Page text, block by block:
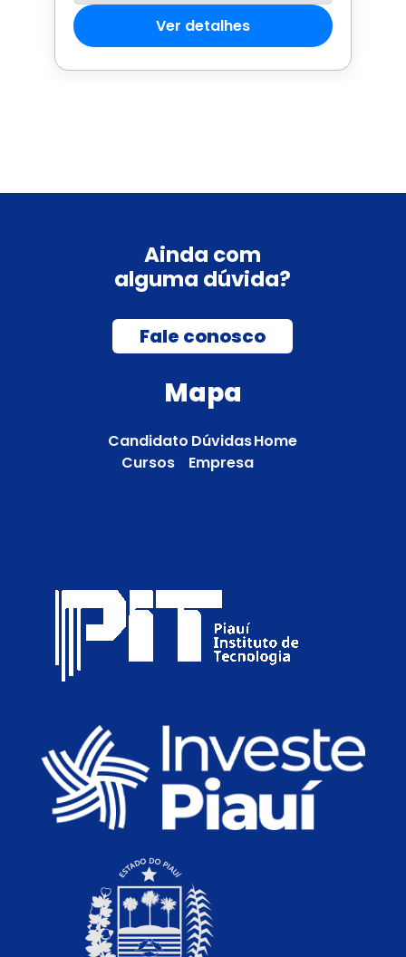
Ver detalhes
Ainda com
alguma dúvida?
Fale conosco
Mapa
Candidato
Cursos
Dúvidas
Empresa
Home